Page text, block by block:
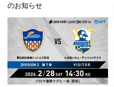
のお知らせ